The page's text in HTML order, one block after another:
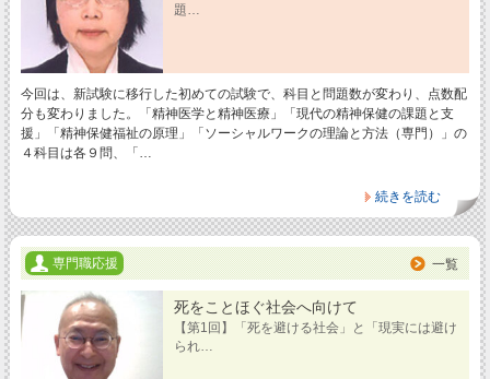
題…
今回は、新試験に移行した初めての試験で、科目と問題数が変わり、点数配
分も変わりました。「精神医学と精神医療」「現代の精神保健の課題と支
援」「精神保健福祉の原理」「ソーシャルワークの理論と方法（専門）」の
４科目は各９問、「…
続きを読む
専門職応援 一覧
死をことほぐ社会へ向けて
【第1回】「死を避ける社会」と「現実には避け
られ…